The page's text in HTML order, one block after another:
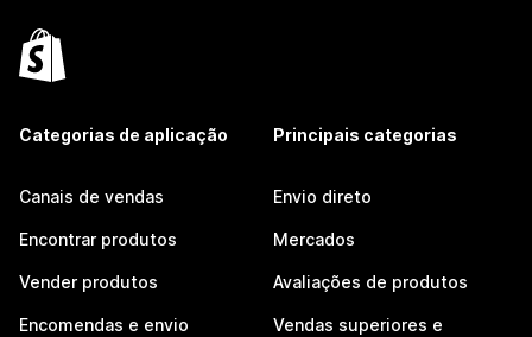
Categorias de aplicação
Canais de vendas
Encontrar produtos
Vender produtos
Encomendas e envio
Principais categorias
Envio direto
Mercados
Avaliações de produtos
Vendas superiores e